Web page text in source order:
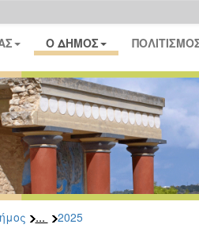
Ο ΔΗΜΟΣ
... 2025